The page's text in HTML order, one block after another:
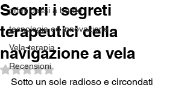
primi passi a bordo
tecnologia ed innovazione
Vela-terapia
Recensioni
Scopri i segreti
terapeutici della
navigazione a vela
Valutazione NaN stelle su 5.
Sotto un sole radioso e circondati